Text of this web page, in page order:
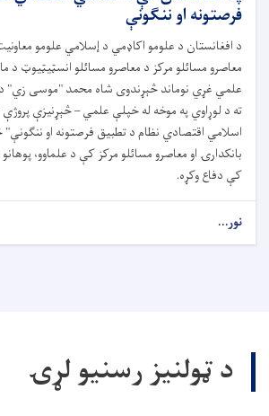
فرصتونه او ننګونې
د افغانستان د علومو اکاډمي د إسلامي علومو
معاصرو مسائلو مرکز د معاصرو مسائلو انسټيټیوټ د
علمي غړي نوماند څېړندوی شاه محمد "موسی زي"
ته د لوړاوي په موخه له خپلې علمي – څېړنیزې
اسلامي اقتصادي نظام د تطبیق فرصتونه او
بانکدارۍ او معاصرو مسائلو مرکز کې د علماوو،
کې دفاع وکړه.
نور...
د ټولنیز رسنیو لړۍ